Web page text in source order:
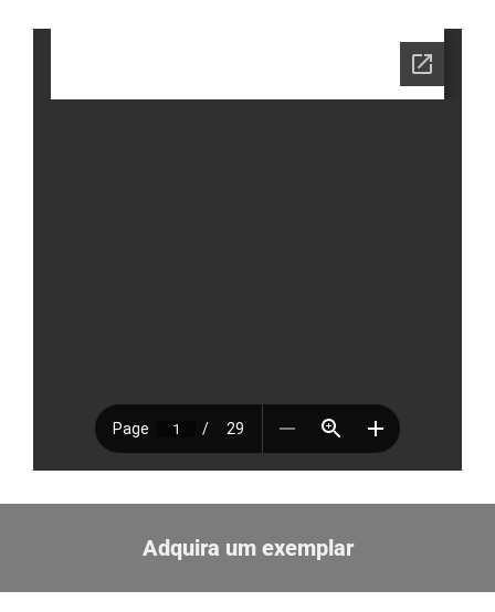
Adquira um exemplar